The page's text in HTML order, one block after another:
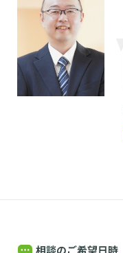
相談のご希望日時